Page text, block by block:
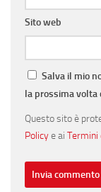
Sito web
Salva il mio
la prossima volta
Questo sito è
Policye ai Termini